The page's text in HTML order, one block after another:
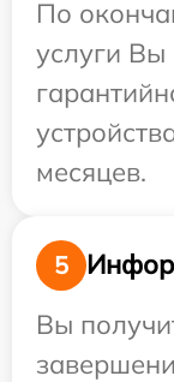
По
услуги Вы
месяцев.
5
Вы